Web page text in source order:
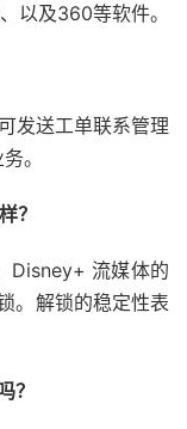
以及360等软件。
发送工单联系管理
。
？
Disney+ 流媒体的
。解锁的稳定性表
？